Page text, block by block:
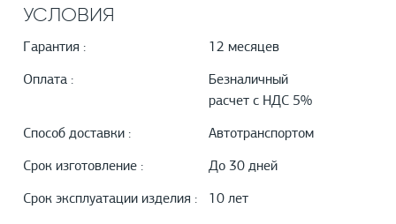
УСЛОВИЯ
Гарантия : 12 месяцев
Оплата :
Безналичный
расчет с НДС 5%
Способ доставки : Автотранспортом
Срок изготовление : До 30 дней
Срок эксплуатации изделия : 10 лет